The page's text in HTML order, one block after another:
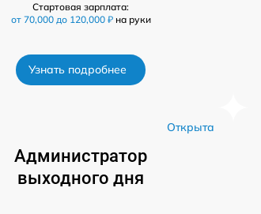
Стартовая зарплата:
от 70,000 до 120,000 ₽ на руки
Узнать подробнее
Открыта
Администратор
выходного дня